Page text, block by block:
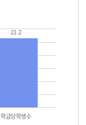
학급당학생수
21.2